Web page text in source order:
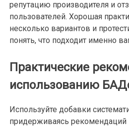
репутацию производителя и
пользователей. Хорошая
несколько вариантов и
понять, что подходит именно
Практические
использованию
Используйте добавки
придерживаясь рекомендаций